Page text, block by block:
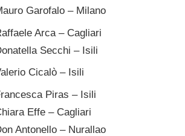
Garofalo – Milano
Arca – Cagliari
Secchi – Isili
Cicalò – Isili
Piras – Isili
Effe – Cagliari
Antonello – Nurallao